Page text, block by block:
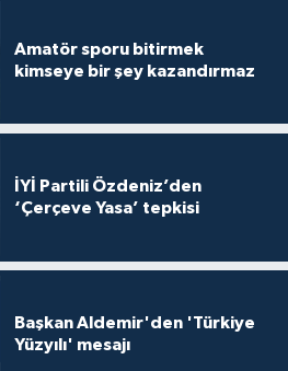
Amatör sporu bitirmek
kimseye bir şey kazandırmaz
İYİ Partili Özdeniz’den
‘Çerçeve Yasa’ tepkisi
Başkan Aldemir'den 'Türkiye
Yüzyılı' mesajı